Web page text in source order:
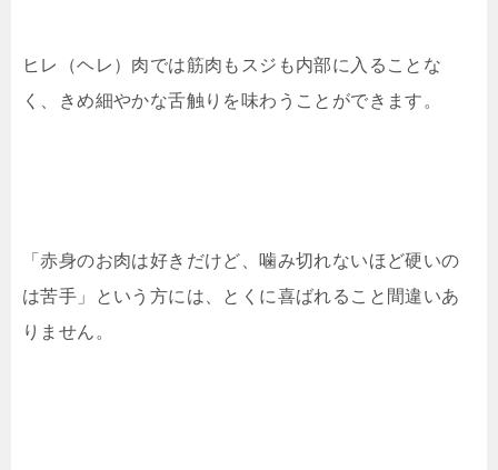
ヒレ（ヘレ）肉では筋肉もスジも内部に入ることな
く、きめ細やかな舌触りを味わうことができます。
「赤身のお肉は好きだけど、噛み切れないほど硬いの
は苦手」という方には、とくに喜ばれること間違いあ
りません。